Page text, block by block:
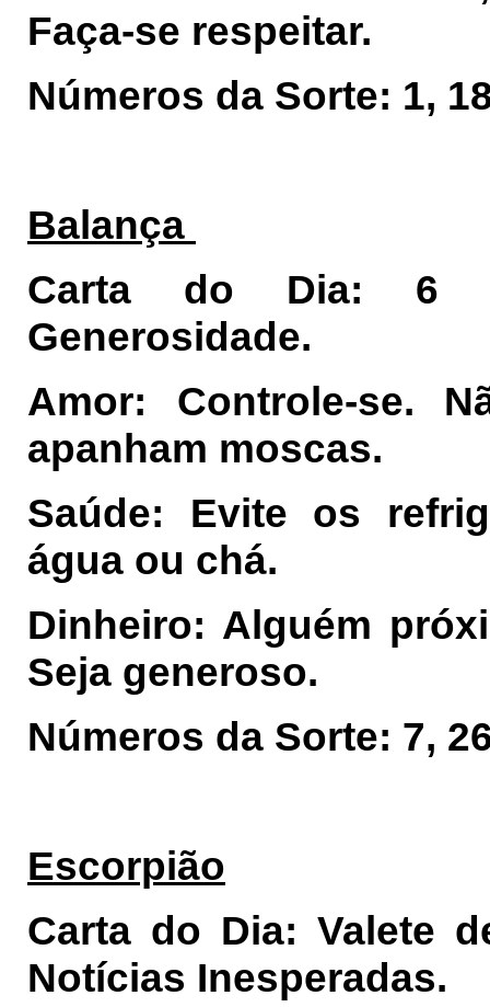
Faça-se respeitar.
Números da Sorte: 1,
Balança
Carta do Dia: 6
Generosidade.
Amor: Controle-se.
apanham moscas.
Saúde: Evite os
água ou chá.
Dinheiro: Alguém
Seja generoso.
Números da Sorte: 7,
Escorpião
Carta do Dia: Valete
Notícias Inesperadas.